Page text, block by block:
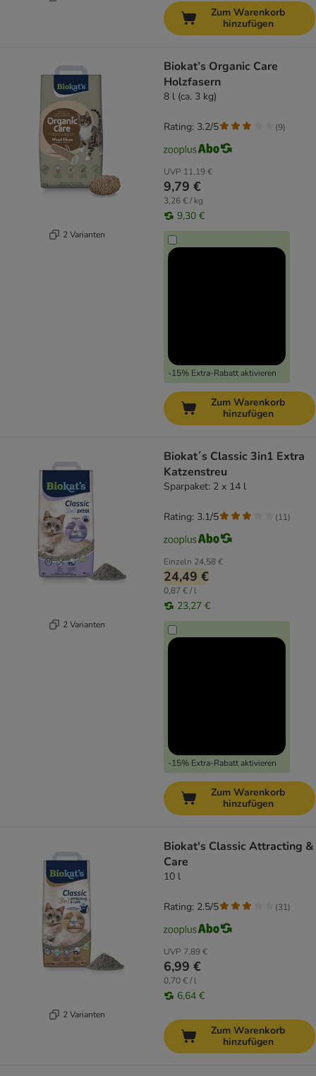
Zum Warenkorb
hinzufügen
2 Varianten
Biokat’s Organic Care
Holzfasern
8 l (ca. 3 kg)
UVP 11,19 €
9,79 €
3,26 € / kg
9,30 €
-15% Extra-Rabatt aktivieren
Rating: 3.2/5 (9)
Zum Warenkorb
hinzufügen
2 Varianten
Biokat´s Classic 3in1 Extra
Katzenstreu
Sparpaket: 2 x 14 l
Einzeln 24,58 €
24,49 €
0,87 € / l
23,27 €
-15% Extra-Rabatt aktivieren
Rating: 3.1/5 (11)
Zum Warenkorb
hinzufügen
2 Varianten
Biokat's Classic Attracting &
Care
10 l
UVP 7,89 €
6,99 €
0,70 € / l
6,64 €
Rating: 2.5/5 (31)
Zum Warenkorb
hinzufügen